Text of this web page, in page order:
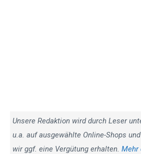
Unsere Redaktion wird durch Leser
u.a. auf ausgewählte Online-Shops
wir ggf. eine Vergütung erhalten. Mehr